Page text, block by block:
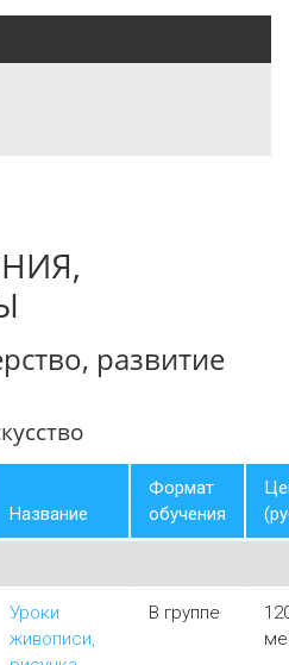
развитие
Название
Формат
обучения
Уроки
живописи,
В группе